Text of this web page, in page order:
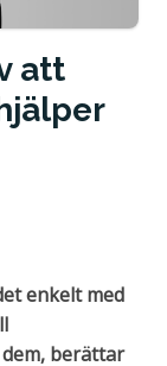
att
enkelt med
berättar